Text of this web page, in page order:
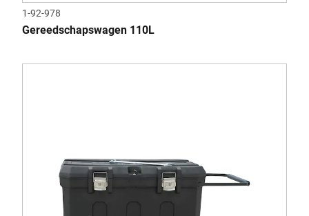
1-92-978
Gereedschapswagen 110L